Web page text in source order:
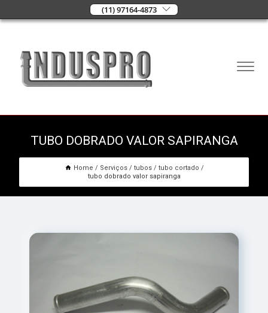
(11) 97164-4873
TUBO DOBRADO VALOR SAPIRANGA
Home Serviços tubos
tubo cortado
tubo dobrado valor sapiranga